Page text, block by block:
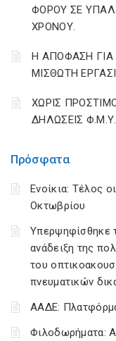
Πρόσφατα
Ενοίκια: Τέλος
Οκτωβρίου
Υπερψηφίσθηκε
ανάδειξη της
του
πνευματικών
ΑΑΔΕ:
Φιλοδωρήματα:
ΦΟΡΟΥ ΣΕ
ΧΡΟΝΟΥ.
Η ΑΠΟΦΑΣΗ
ΜΙΣΘΩΤΗ
ΧΩΡΙΣ
ΔΗΛΩΣΕΙΣ Φ.Μ.Υ.